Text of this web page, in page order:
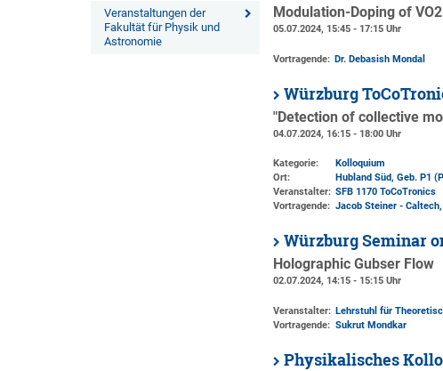
Veranstaltungen der
Fakultät für Physik und
Astronomie
Modulation-Doping of
05.07.2024, 15:45 - 17:15 Uhr
Vortragende: Dr. Debasish Mondal
Würzburg
"Detection of collective
04.07.2024, 16:15 - 18:00 Uhr
Kategorie:
Kolloquium
Ort:
Hubland Süd, Geb. P1
Veranstalter: SFB 1170 ToCoTronics
Vortragende: Jacob Steiner -
Würzburg Seminar
Holographic Gubser Flow
02.07.2024, 14:15 - 15:15 Uhr
Veranstalter: Lehrstuhl für
Vortragende: Sukrut Mondkar
Physikalisches